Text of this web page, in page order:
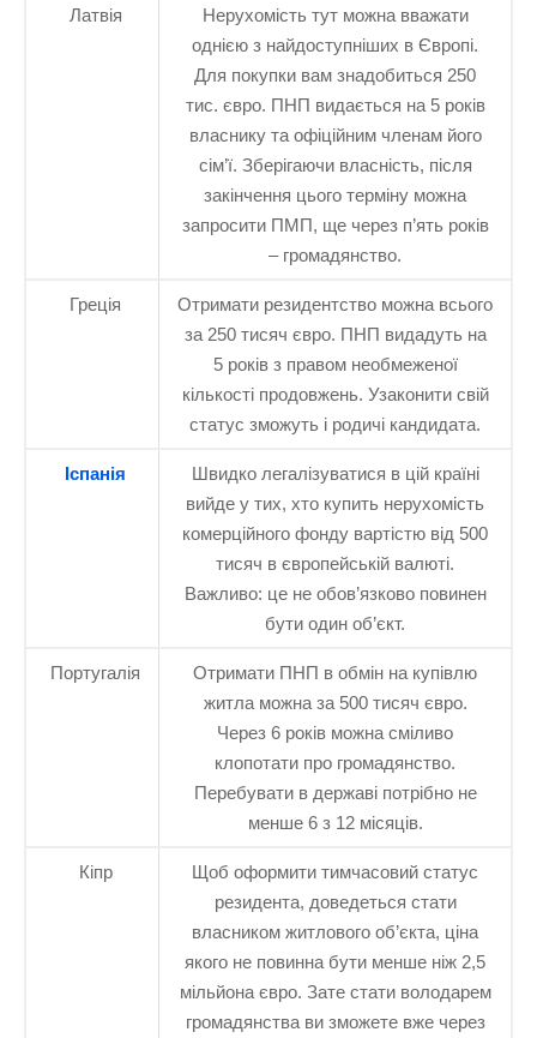
Латвія
Нерухомість тут можна вважати
однією з найдоступніших в Європі.
Для покупки вам знадобиться 250
тис. євро. ПНП видається на 5 років
власнику та офіційним членам його
сім’ї. Зберігаючи власність, після
закінчення цього терміну можна
запросити ПМП, ще через п’ять років
– громадянство.
Греція
Отримати резидентство можна всього
за 250 тисяч євро. ПНП видадуть на
5 років з правом необмеженої
кількості продовжень. Узаконити свій
статус зможуть і родичі кандидата.
Іспанія
Швидко легалізуватися в цій країні
вийде у тих, хто купить нерухомість
комерційного фонду вартістю від 500
тисяч в європейській валюті.
Важливо: це не обов’язково повинен
бути один об’єкт.
Португалія
Отримати ПНП в обмін на купівлю
житла можна за 500 тисяч євро.
Через 6 років можна сміливо
клопотати про громадянство.
Перебувати в державі потрібно не
менше 6 з 12 місяців.
Кіпр
Щоб оформити тимчасовий статус
резидента, доведеться стати
власником житлового об’єкта, ціна
якого не повинна бути менше ніж 2,5
мільйона євро. Зате стати володарем
громадянства ви зможете вже через